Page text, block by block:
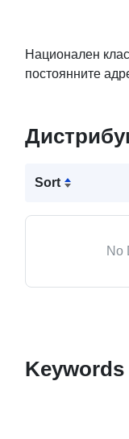
Национален
постоянните
Sort
No
Keywords